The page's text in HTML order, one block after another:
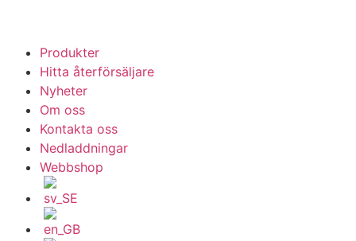
Produkter
Hitta återförsäljare
Nyheter
Om oss
Kontakta oss
Nedladdningar
Webbshop